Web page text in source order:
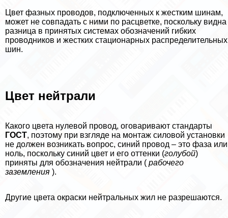
Цвет фазных проводов, подключенных к жестким шинам,
может не совпадать с ними по расцветке, поскольку видна
разница в принятых системах обозначений гибких
проводников и жестких стационарных распределительных
шин.
Цвет нейтрали
Какого цвета нулевой провод, оговаривают стандарты
ГОСТ, поэтому при взгляде на монтаж силовой установки
не должен возникать вопрос, синий провод – это фаза или
ноль, поскольку синий цвет и его оттенки (гoлyбой)
приняты для обозначения нейтрали ( рабочего
заземления ).
Другие цвета окраски нейтральных жил не разрешаются.